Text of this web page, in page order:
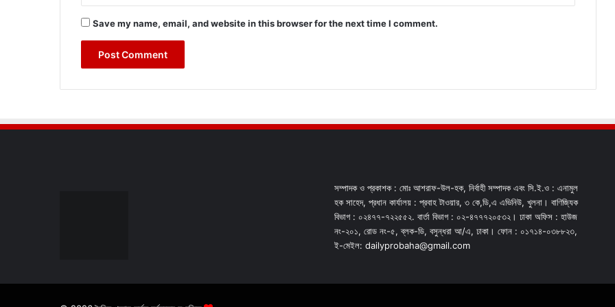
Save my name, email, and website in this browser for the next time I comment.
সম্পাদক ও প্রকাশক : মোঃ আশরাফ-উল-হক, নির্বাহী সম্পাদক এবং সি.ই.ও : এনামুল
হক সাহেদ, প্রধান কার্যালয় : প্রবাহ টাওয়ার, ৩ কে,ডি,এ এভিনিউ, খুলনা। বাণিজ্যিক
বিভাগ : ০২৪৭৭-৭২২৫৫২. বার্তা বিভাগ : ০২-৪৭৭৭২০৫৩২। ঢাকা অফিস : হাউজ
নং-২০১, রোড নং-৫, ব্লক-ডি, বসুন্ধরা আ/এ, ঢাকা। ফোন : ০১৭১৪-০৩৮৮২৩,
ই-মেইল: dailyprobaha@gmail.com